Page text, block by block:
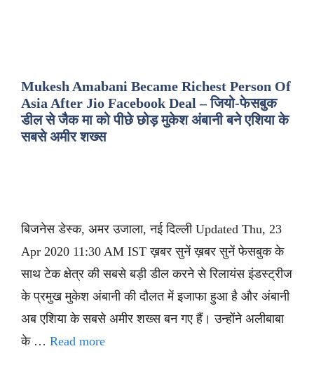
Mukesh Amabani Became Richest Person Of
Asia After Jio Facebook Deal – जियो-फेसबुक
डील से जैक मा को पीछे छोड़ मुकेश अंबानी बने एशिया के
सबसे अमीर शख्स
बिजनेस डेस्क, अमर उजाला, नई दिल्ली Updated Thu, 23
Apr 2020 11:30 AM IST ख़बर सुनें ख़बर सुनें फेसबुक के
साथ टेक क्षेत्र की सबसे बड़ी डील करने से रिलायंस इंडस्ट्रीज
के प्रमुख मुकेश अंबानी की दौलत में इजाफा हुआ है और अंबानी
अब एशिया के सबसे अमीर शख्स बन गए हैं। उन्होंने अलीबाबा
के … Read more